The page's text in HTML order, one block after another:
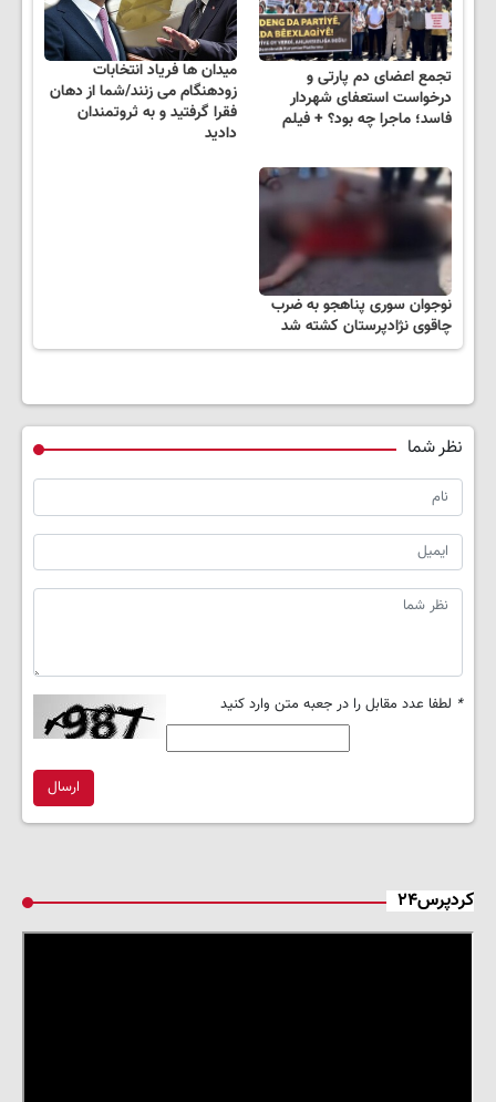
تجمع اعضای دم پارتی و
درخواست استعفای شهردار
فاسد؛ ماجرا چه بود؟ + فیلم
میدان ها فریاد انتخابات
زودهنگام می زنند/شما از دهان
فقرا گرفتید و به ثروتمندان
دادید
نوجوان سوری پناهجو به ضرب
چاقوی نژادپرستان کشته شد
نظر شما
* لطفا عدد مقابل را در جعبه متن وارد کنید
ارسال
کردپرس۲۴